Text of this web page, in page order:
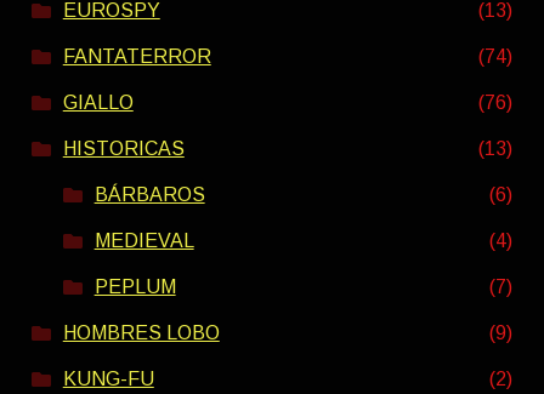
EUROSPY (13)
FANTATERROR (74)
GIALLO (76)
HISTORICAS (13)
BÁRBAROS (6)
MEDIEVAL (4)
PEPLUM (7)
HOMBRES LOBO (9)
KUNG-FU (2)